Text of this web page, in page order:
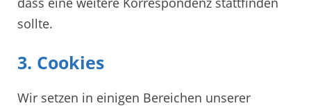
sollte.
3. Cookies
Wir setzen in einigen Bereichen unserer